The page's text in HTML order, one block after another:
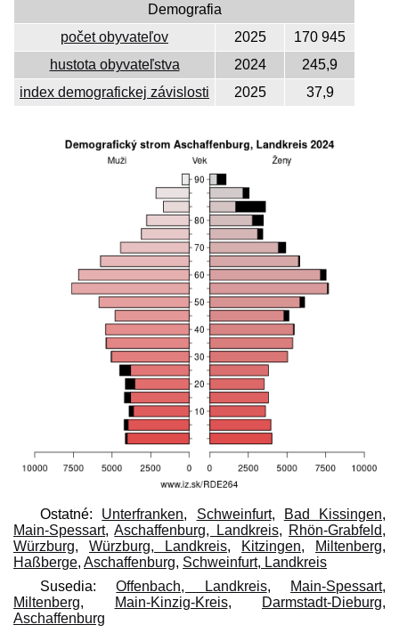
Demografia
počet obyvateľov
2025
170 945
hustota obyvateľstva
2024
245,9
index demografickej závislosti
2025 37,9
Ostatné: Unterfranken, Schweinfurt, Bad Kissingen,
Main-Spessart,Aschaffenburg, Landkreis, Rhön-Grabfeld,
Würzburg, Würzburg, Landkreis, Kitzingen, Miltenberg,
Haßberge, Aschaffenburg, Schweinfurt, Landkreis
Susedia:Offenbach, Landkreis, Main-Spessart,
Miltenberg, Main-Kinzig-Kreis, Darmstadt-Dieburg,
Aschaffenburg